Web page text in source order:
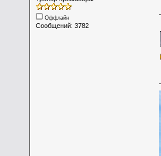
Оффлайн
Сообщений: 3782